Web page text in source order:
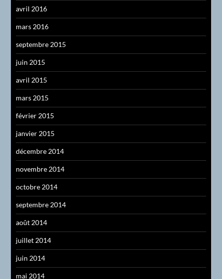
avril 2016
mars 2016
septembre 2015
juin 2015
avril 2015
mars 2015
février 2015
janvier 2015
décembre 2014
novembre 2014
octobre 2014
septembre 2014
août 2014
juillet 2014
juin 2014
mai 2014